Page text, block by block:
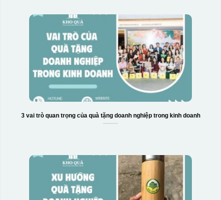
3 vai trò quan trọng của quà tặng doanh nghiệp trong kinh doanh